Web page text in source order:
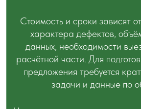
Оставьте заявку, и мы изучим задачу, оценим
применимость технологии и предложим
технически и экономически обоснованный
вариант решения для вашего объекта.
Оставить заявку